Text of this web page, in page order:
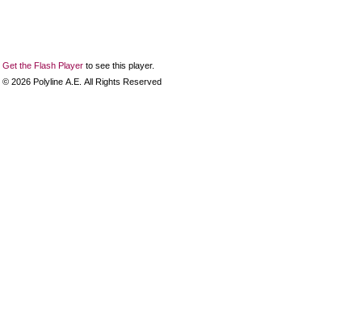
Get the Flash Player to see this player.
© 2026 Polyline Α.Ε. All Rights Reserved